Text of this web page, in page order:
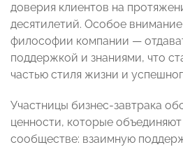
доверия клиентов на
десятилетий. Особое
философии компании —
поддержкой и знаниями, что
частью стиля жизни и
Участницы бизнес-завтрака
ценности, которые
сообществе: взаимную